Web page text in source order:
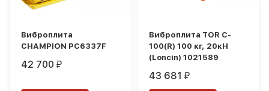
Виброплита
CHAMPION PC6337F
42 700₽
Виброплита TOR C-
100(R) 100 кг, 20кН
(Loncin) 1021589
43 681₽